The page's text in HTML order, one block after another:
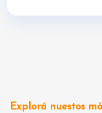
Explorá nuestos